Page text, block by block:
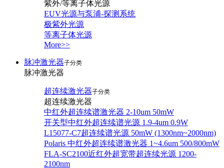
紫外/等离子体光源
EUV光源与泵浦-探测系统
极紫外光源
等离子体光源
More>>
脉冲激光器子分类
脉冲激光器
超连续激光器子分类
超连续激光器
中红外超连续谱激光器 2-10um 50mW
开关型中红外超连续谱光源 1.9-4um 0.9W
L15077-C7超连续谱光源 50mW (1300nm~2000nm)
Polaris 中红外超连续谱激光器 1~4.6um 500/800mW
FLA-SC2100近红外超宽带超连续光源 1200-
2100nm